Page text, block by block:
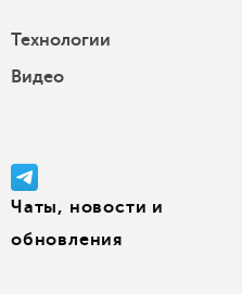
Технологии
Видео
Чаты, новости и
обновления